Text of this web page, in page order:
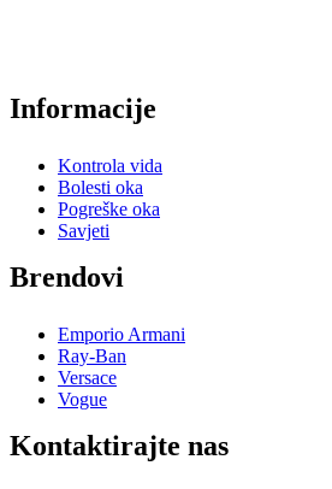
Informacije
Kontrola vida
Bolesti oka
Pogreške oka
Savjeti
Brendovi
Emporio Armani
Ray-Ban
Versace
Vogue
Kontaktirajte nas